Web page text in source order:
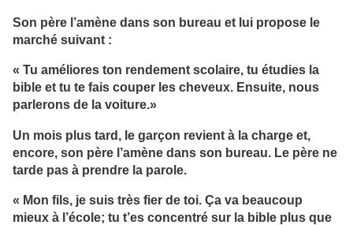
Son père l’amène dans son bureau et lui propose le
marché suivant :
« Tu améliores ton rendement scolaire, tu étudies la
bible et tu te fais couper les cheveux. Ensuite, nous
parlerons de la voiture.»
Un mois plus tard, le garçon revient à la charge et,
encore, son père l’amène dans son bureau. Le père ne
tarde pas à prendre la parole.
« Mon fils, je suis très fier de toi. Ça va beaucoup
mieux à l’école; tu t’es concentré sur la bible plus que